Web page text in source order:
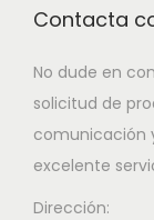
Contacta
No dude en
solicitud de
comunicación
excelente
Dirección: